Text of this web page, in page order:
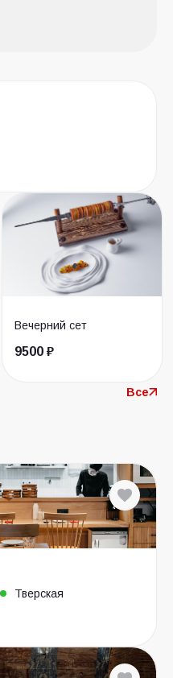
Вечерний сет
9500 ₽
Все
Тверская